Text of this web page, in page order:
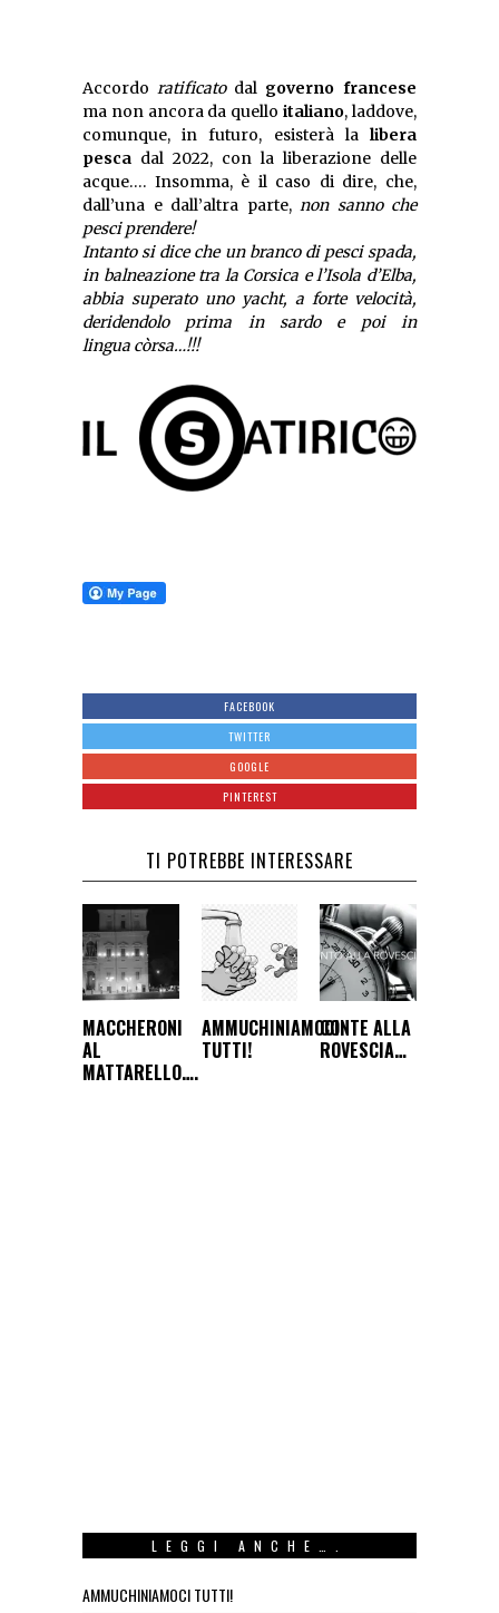
Accordo ratificatodal governo francese
ma non ancora da quello italiano, laddove,
comunque, in futuro, esisterà la libera
pesca dal 2022, con la liberazione delle
acque…. Insomma, è il caso di dire, che,
dall’una e dall’altra parte, non sanno che
pesci prendere!
Intanto si dice che un branco di pesci spada,
in balneazione tra la Corsica e l’Isola d’Elba,
abbia superato uno yacht, a forte velocità,
deridendolo prima in sardo e poi in
lingua còrsa…!!!
FACEBOOK
TWITTER
GOOGLE
PINTEREST
TI POTREBBE INTERESSARE
MACCHERONI
AL
MATTARELLO….
AMMUCHINIAMOCI
TUTTI!
CONTE ALLA
ROVESCIA…
LEGGI ANCHE….
AMMUCHINIAMOCI TUTTI!